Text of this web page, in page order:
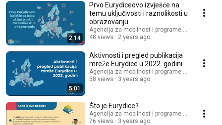
2:14
Prvo Eurydiceovo izvješće na
temu uključivosti i raznolikosti u
obrazovanju
Agencija za mobilnost i programe Europske
48 views
2 years ago
5:01
Aktivnosti i pregled publikacija
mreže Eurydice u 2022. godini
Agencija za mobilnost i programe Europske
58 views
3 years ago
Što je Eurydice?
Agencija za mobilnost i programe Europske
76 views
3 years ago